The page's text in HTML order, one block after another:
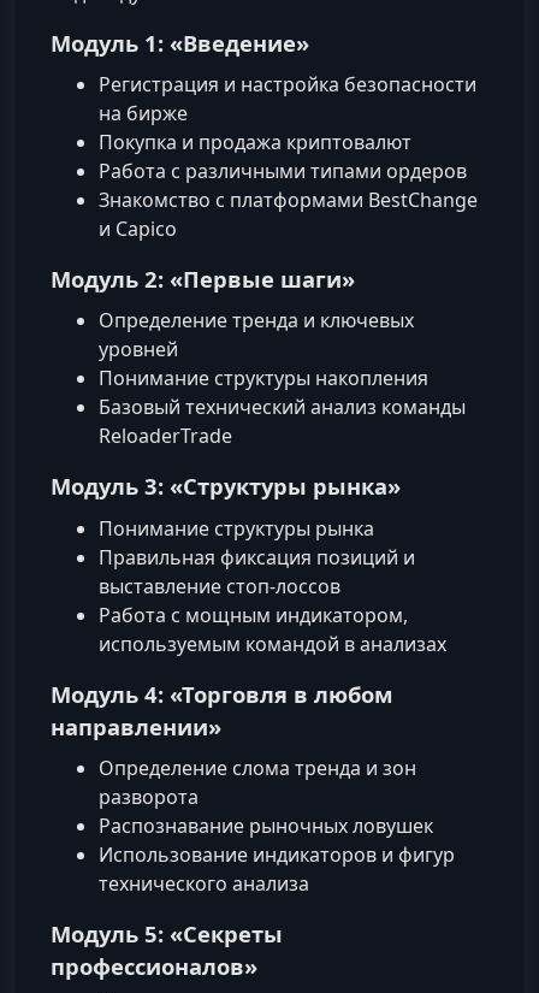
Модуль 1: «Введение»
Регистрация и настройка безопасности
на бирже
Покупка и продажа криптовалют
Работа с различными типами ордеров
Знакомство с платформами BestChange
и Capico
Модуль 2: «Первые шаги»
Определение тренда и ключевых
уровней
Понимание структуры накопления
Базовый технический анализ команды
ReloaderTrade
Модуль 3: «Структуры рынка»
Понимание структуры рынка
Правильная фиксация позиций и
выставление стоп-лоссов
Работа с мощным индикатором,
используемым командой в анализах
Модуль 4: «Торговля в любом
направлении»
Определение слома тренда и зон
разворота
Распознавание рыночных ловушек
Использование индикаторов и фигур
технического анализа
Модуль 5: «Секреты
профессионалов»